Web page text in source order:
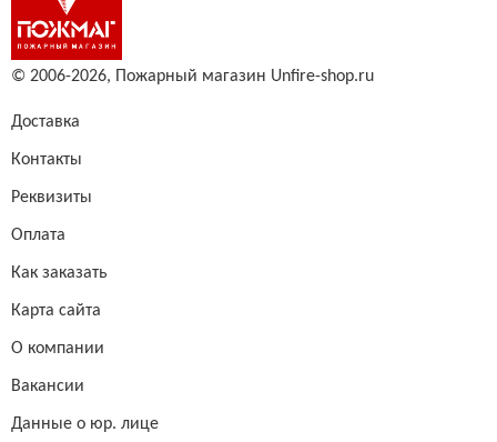
© 2006-2026, Пожарный магазин Unfire-shop.ru
Доставка
Контакты
Реквизиты
Оплата
Как заказать
Карта сайта
О компании
Вакансии
Данные о юр. лице